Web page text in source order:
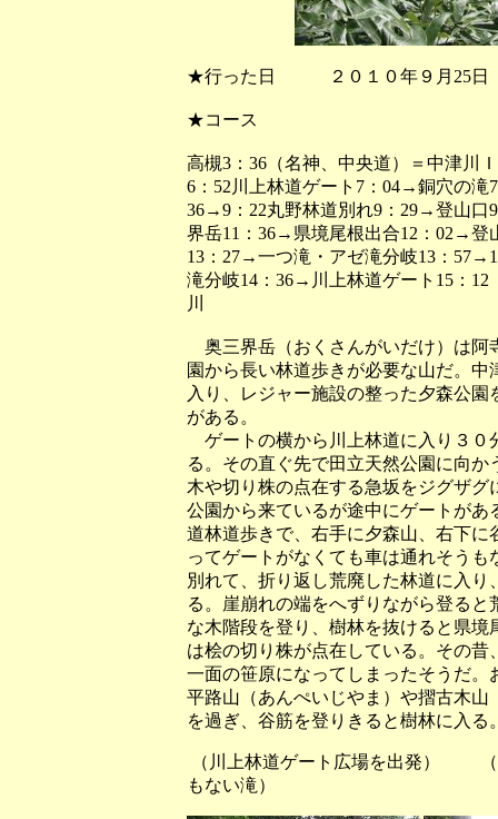
★行った日 ２０１０年９月25
★コース
高槻3：36（名神、中央道）＝中津川
6：52川上林道ゲート7：04→銅穴の
36→9：22丸野林道別れ9：29→登山口
界岳11：36→県境尾根出合12：02→
13：27→一つ滝・アゼ滝分岐13：
滝分岐14：36→川上林道ゲート15：
川
奥三界岳（おくさんがいだけ）は阿
園から長い林道歩きが必要な山だ。
入り、レジャー施設の整った夕森公
がある。
ゲートの横から川上林道に入り３０
る。その直ぐ先で田立天然公園に向
木や切り株の点在する急坂をジグザ
公園から来ているが途中にゲートが
道林道歩きで、右手に夕森山、右下
ってゲートがなくても車は通れそう
別れて、折り返し荒廃した林道に入
る。崖崩れの端をへずりながら登る
な木階段を登り、樹林を抜けると県
は桧の切り株が点在している。その
一面の笹原になってしまったそうだ
平路山（あんぺいじやま）や摺古木
を過ぎ、谷筋を登りきると樹林に入る
（川上林道ゲート広場を出発
もない滝）